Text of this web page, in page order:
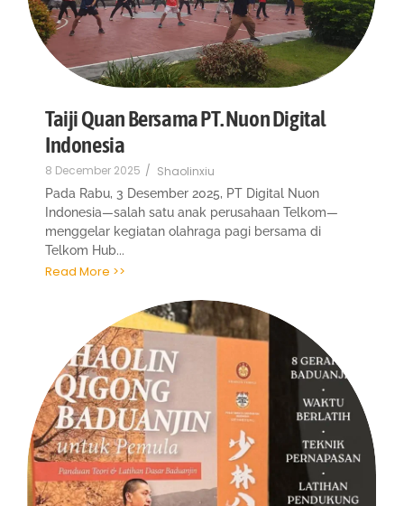
Taiji Quan Bersama PT. Nuon Digital
Indonesia
8 December 2025 / Shaolinxiu
Pada Rabu, 3 Desember 2025, PT Digital Nuon
Indonesia—salah satu anak perusahaan Telkom—
menggelar kegiatan olahraga pagi bersama di
Telkom Hub...
Read More >>